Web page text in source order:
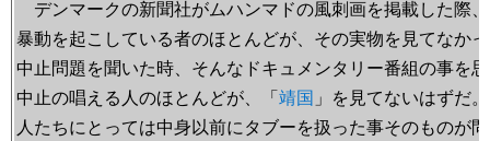
デンマークの新聞社がムハンマドの風刺画を掲載した際
暴動を起こしている者のほとんどが、その実物を見てなか
中止問題を聞いた時、そんなドキュメンタリー番組の事を
中止の唱える人のほとんどが、「靖国 」を見てないはずだ
人たちにとっては中身以前にタブーを扱った事そのものが